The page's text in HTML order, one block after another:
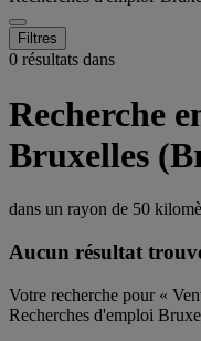
Filtres
0 résultats dans
Recherche
Bruxelles
dans un rayon de 50
Aucun résultat
Votre recherche pour «
Recherches d'emploi